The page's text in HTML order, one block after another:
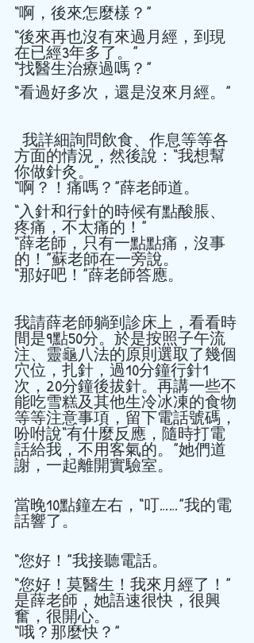
“啊，後來怎麼樣？”
“後來再也沒有來過月經，到現
在已經3年多了。”
“找醫生治療過嗎？”
“看過好多次，還是沒來月經。”
方面的情況，然後說：“我想幫
你做針灸。”
“啊？！痛嗎？”薛老師道。
“入針和行針的時候有點酸脹、
疼痛，不太痛的！”
“薛老師，只有一點點痛，沒事
的！”蘇老師在一旁說。
“那好吧！”薛老師答應。
我請薛老師躺到診床上，看看時
間是9點50分。於是按照子午流
注、靈龜八法的原則選取了幾個
穴位，扎針，過10分鐘行針1
次，20分鐘後拔針。再講一些不
能吃雪糕及其他生冷冰凍的食物
等等注意事項，留下電話號碼，
吩咐說“有什麼反應，隨時打電
話給我，不用客氣的。”她們道
謝，一起離開實驗室。
當晚10點鐘左右，“叮……”我的電
話響了。
“您好！”我接聽電話。
“您好！莫醫生！我來月經了！”
是薛老師，她語速很快，很興
奮，很開心。
“哦？那麼快？”